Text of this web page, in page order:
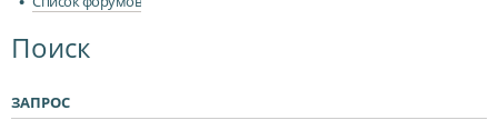
Поиск
ЗАПРОС